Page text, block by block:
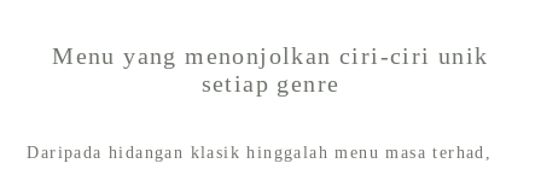
Menu yang menonjolkan ciri-ciri unik
setiap genre
Daripada hidangan klasik hinggalah menu masa terhad,